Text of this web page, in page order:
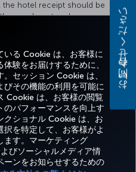
いる Cookie は、お客様に
験をお届けするために、
セッション Cookie は、
びその機能の利用を可能に
Cookie は、お客様の閲覧
パフォーマンスを向上す
クショナル Cookie は、お
を特定して、お客様がよ
ます。マーケティング
びソーシャルメディア情
ーンをお知らせするための
the hotel receipt should be
member stayed.
LinkedIn
TiktokブログPinterest
Miles&Smiles
Corporate
Club
お問い合わせください